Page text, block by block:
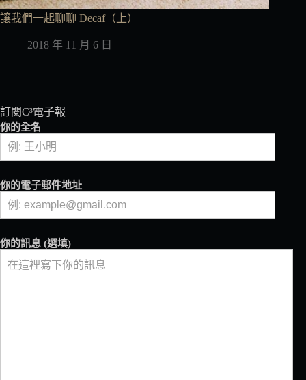
讓我們一起聊聊 Decaf（上）
2018 年 11 月 6 日
訂閱C³電子報
你的全名
你的電子郵件地址
你的訊息 (選填)